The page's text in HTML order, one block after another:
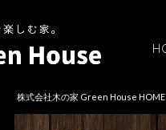
株式会社木の家 Green House HOME